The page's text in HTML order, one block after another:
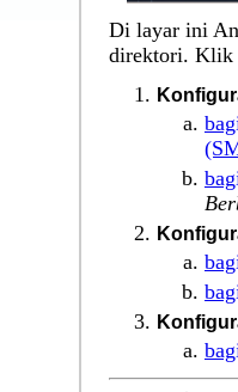
Di layar ini
direktori. Klik